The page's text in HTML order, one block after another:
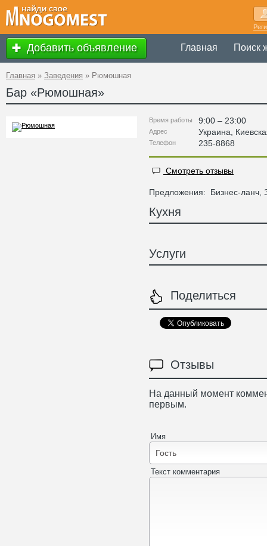
Добавить объявление Главная Поиск
Главная » Заведения » Рюмошная
Бар «Рюмошная»
Время работы 9:00 – 23:00
Адрес Украина
Телефон 235-8868
Смотреть отзывы
Предложения: Бизнес-ланч,
Кухня
Услуги
Поделиться
Отзывы
На данный момент
первым.
Имя
Текст комментария